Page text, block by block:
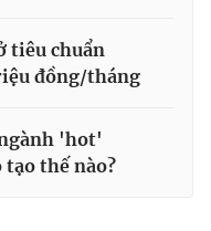
tiêu chuẩn
đồng/tháng
'hot'
tạo thế nào?